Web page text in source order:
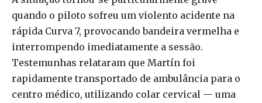
quando o piloto sofreu um violento acidente na
rápida Curva 7, provocando bandeira vermelha e
interrompendo imediatamente a sessão.
Testemunhas relataram que Martín foi
rapidamente transportado de ambulância para o
centro médico, utilizando colar cervical — uma